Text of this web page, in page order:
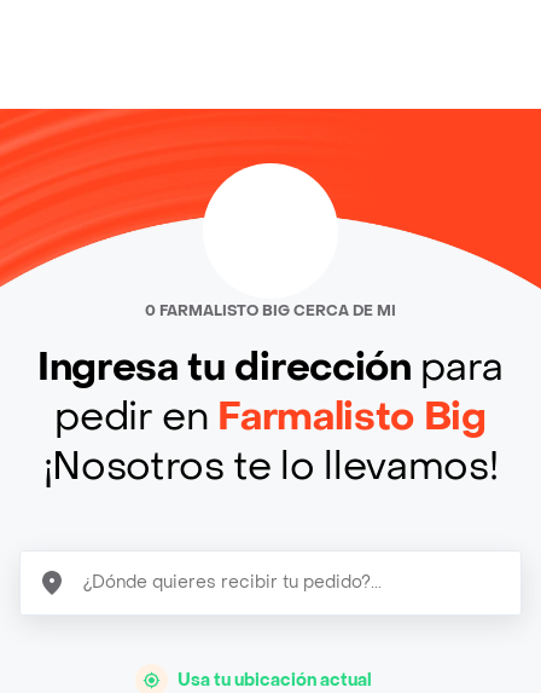
0 FARMALISTO BIG CERCA DE MI
Ingresa tu dirección para
pedir en Farmalisto Big
¡Nosotros te lo llevamos!
Usa tu ubicación actual